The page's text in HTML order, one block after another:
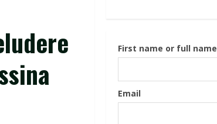
First name or full name
Email